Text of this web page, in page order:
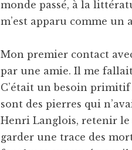
monde passé, à la
m’est apparu comme un
Mon premier contact
par une amie. Il me
C’était un besoin primitif
sont des pierres qui
Henri Langlois, retenir le
garder une trace des